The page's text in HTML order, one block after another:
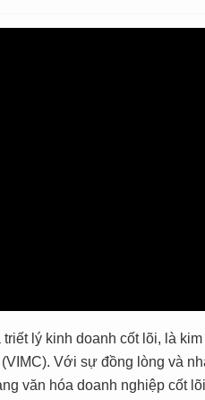
lý kinh doanh cốt lõi, là
Với sự đồng lòng và
văn hóa doanh nghiệp cốt